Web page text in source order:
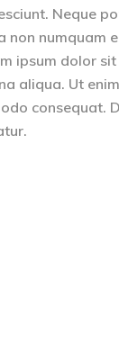
Neque
non
ipsum dolor
aliqua. Ut
consequat.